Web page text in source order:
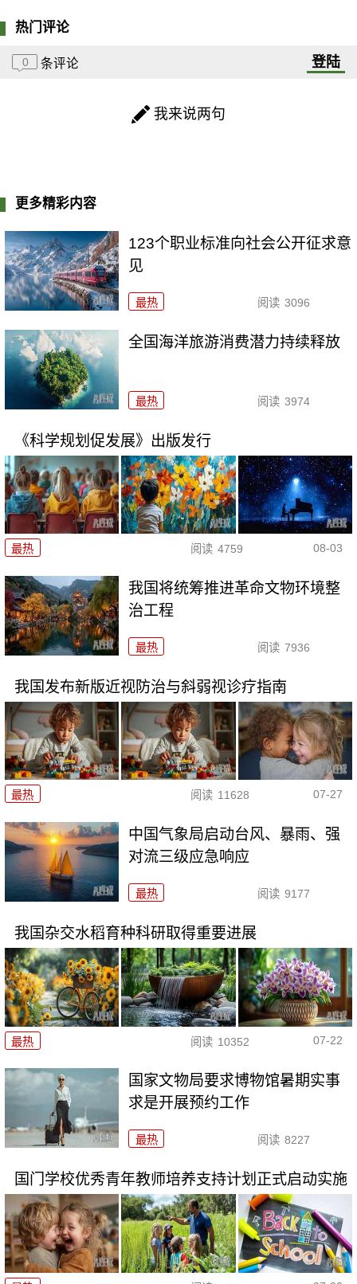
热门评论
0 条评论 登陆
我来说两句
更多精彩内容
123个职业标准向社会公开征求意
见
最热 阅读 3096
全国海洋旅游消费潜力持续释放
最热 阅读 3974
《科学规划促发展》出版发行
最热 阅读 4759 08-03
我国将统筹推进革命文物环境整
治工程
最热 阅读 7936
我国发布新版近视防治与斜弱视诊疗指南
最热 阅读 11628 07-27
中国气象局启动台风、暴雨、强
对流三级应急响应
最热 阅读 9177
我国杂交水稻育种科研取得重要进展
最热 阅读 10352 07-22
国家文物局要求博物馆暑期实事
求是开展预约工作
最热 阅读 8227
国门学校优秀青年教师培养支持计划正式启动实施